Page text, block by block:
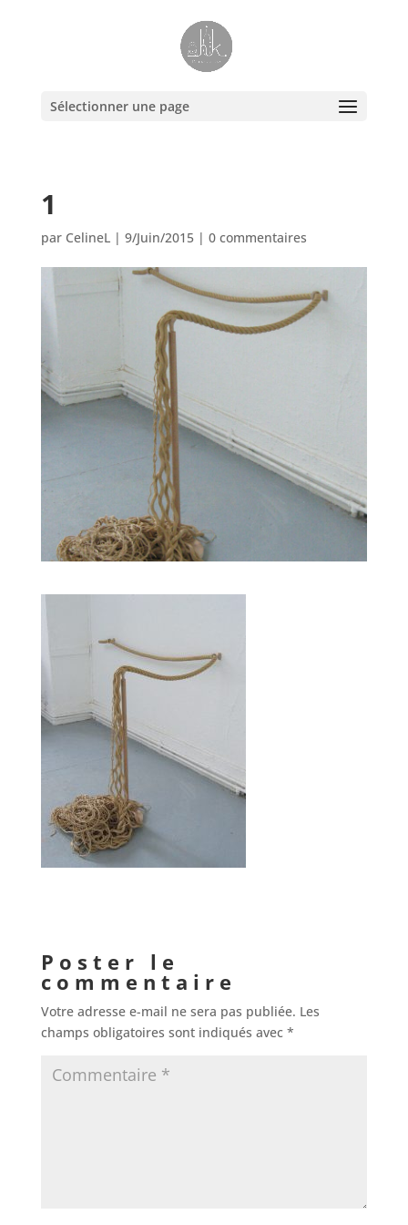
Sélectionner une page
1
par CelineL| 9/Juin/2015| 0 commentaires
Poster le
commentaire
Votre adresse e-mail ne sera pas publiée. Les
champs obligatoires sont indiqués avec *